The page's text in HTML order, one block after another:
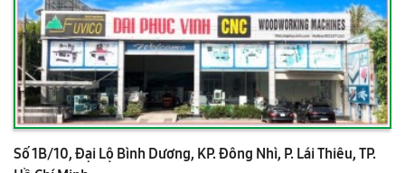
Số 1B/10, Đại Lộ Bình Dương, KP. Đông Nhì, P. Lái Thiêu, TP.